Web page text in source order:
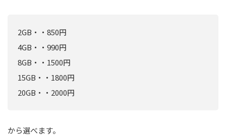
2GB・・850円
4GB・・990円
8GB・・1500円
15GB・・1800円
20GB・・2000円
から選べます。